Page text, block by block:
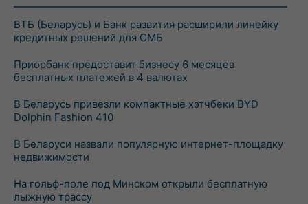
ВТБ (Беларусь) и Банк развития расширили линейку
кредитных решений для СМБ
Приорбанк предоставит бизнесу 6 месяцев
бесплатных платежей в 4 валютах
В Беларусь привезли компактные хэтчбеки BYD
Dolphin Fashion 410
В Беларуси назвали популярную интернет-площадку
недвижимости
На гольф-поле под Минском открыли бесплатную
лыжную трассу